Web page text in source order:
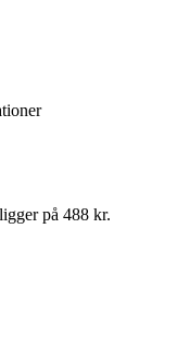
på 488 kr.